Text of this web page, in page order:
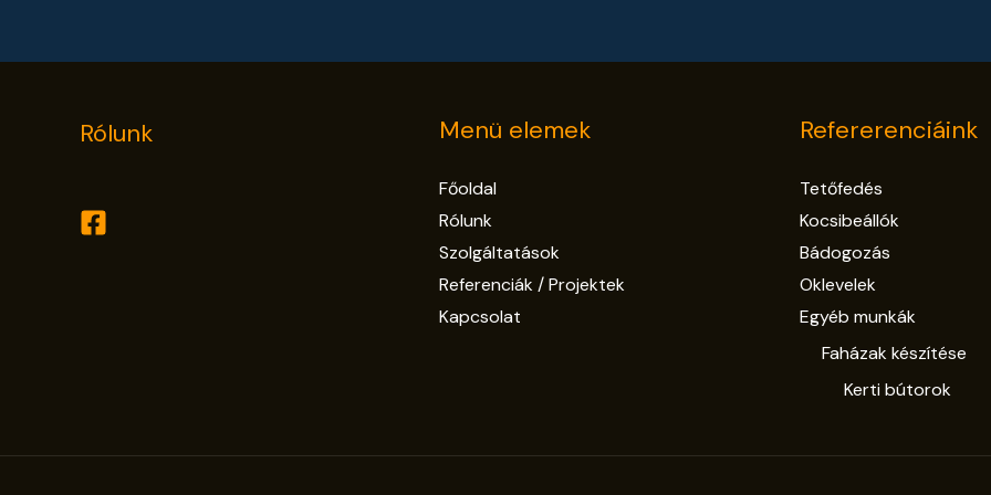
Rólunk Menü elemek
Főoldal
Rólunk
Szolgáltatások
Referenciák / Projektek
Kapcsolat
Refererenciáink
Tetőfedés
Kocsibeállók
Bádogozás
Oklevelek
Egyéb munkák
Faházak készítése
Kerti bútorok